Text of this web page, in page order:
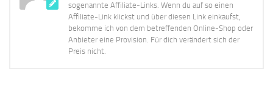
sogenannte Affiliate-Links. Wenn du auf so einen
Affiliate-Link klickst und über diesen Link einkaufst,
bekomme ich von dem betreffenden Online-Shop oder
Anbieter eine Provision. Für dich verändert sich der
Preis nicht.